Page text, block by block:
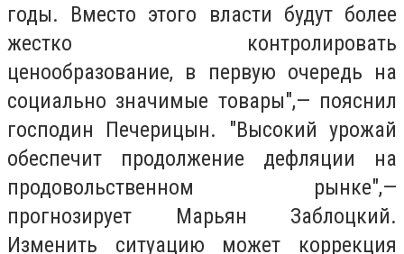
годы. Вместо этого власти будут более
жестко контролировать
ценообразование, в первую очередь на
социально значимые товары",— пояснил
господин Печерицын. "Высокий урожай
обеспечит продолжение дефляции на
продовольственном рынке",—
прогнозирует Марьян Заблоцкий.
Изменить ситуацию может коррекция